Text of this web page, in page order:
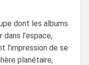
dont les albums
l’espace,
l’impression de se
planétaire,